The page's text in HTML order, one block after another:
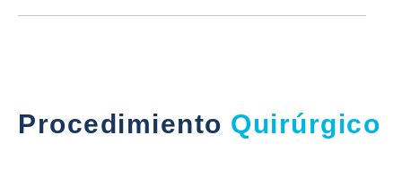
Procedimiento Quirúrgico